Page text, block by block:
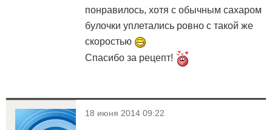
понравилось, хотя с обычным сахаром
булочки уплетались ровно с такой же
скоростью
Спасибо за рецепт!
< 18 июня 2014 09:22